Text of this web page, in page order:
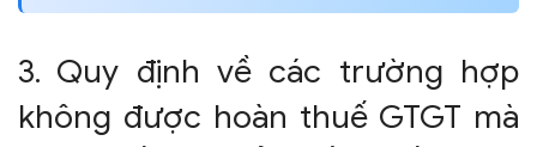
3. Quy định về các trường hợp
không được hoàn thuế GTGT mà